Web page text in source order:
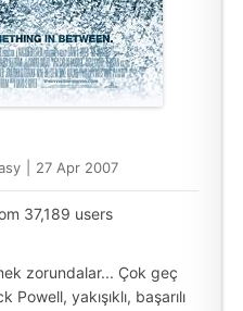
27 Apr 2007
37,189 users
zorundalar... Çok geç
yakışıklı, başarılı